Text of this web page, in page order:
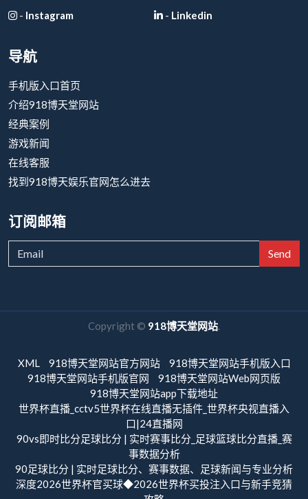
- Instagram - Linkedin
导航
手机版入口首页
介绍918博天堂网站
经典案例
游戏新闻
在线客服
找到918博天娱乐官网怎么进去
订阅邮箱
Send
Copyright © 918博天堂网站.
XML 918博天堂网站官方网站
918博天堂网站手机版入口
918博天堂网站手机版官网
918博天堂网站Web网页版
918博天堂网站app下载地址
世界杯直播_cctv5世界杯在线直播无插件_世界杯央视直播入
口|24直播网
90vs即时比分足球比分 | 实时赛事比分_足球篮球比分直播_赛
事数据分析
90足球比分 | 实时足球比分、赛事数据、足球新闻与专业分析
深度2026世界杯官买球◆2026世界杯买投注入口与新手竞猜